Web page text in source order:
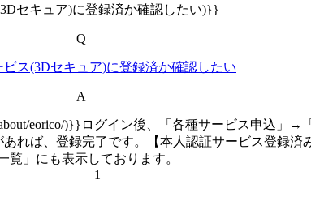
セキュア)に登録済か確認したい)}}
Q
ス(3Dセキュア)に登録済か確認したい
A
eorico/)}}ログイン後、「各種サービス申込」
れば、登録完了です。【本人認証サービス登録済
覧」にも表示しております。
1